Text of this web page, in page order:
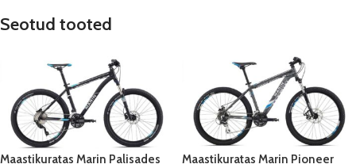
Seotud tooted
Maastikuratas Marin Palisades
Maastikuratas Marin Pioneer